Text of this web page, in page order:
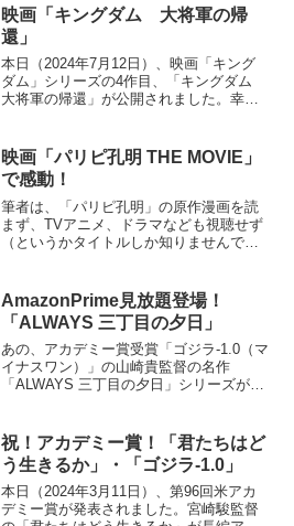
「ゴジラ生誕70周年記念の年」であり、
ハリウッド版の「...
映画「キングダム 大将軍の帰
還」
本日（2024年7月12日）、映画「キング
ダム」シリーズの4作目、「キングダム
大将軍の帰還」が公開されました。幸運
思います。実は、筆者は、原泰久先生の
原作漫画のファン...
映画「パリピ孔明 THE MOVIE」
で感動！
筆者は、「パリピ孔明」の原作漫画を読
まず、TVアニメ、ドラマなども視聴せず
（というかタイトルしか知りませんでし
す。どんなお話三国時代の天才軍師・諸
葛孔明がなぜか現代の渋谷...
AmazonPrime見放題登場！
「ALWAYS 三丁目の夕日」
あの、アカデミー賞受賞「ゴジラ-1.0（マ
イナスワン）」の山崎貴監督の名作
「ALWAYS 三丁目の夕日」シリーズが、
なく、いつも感動の嵐です。（笑）どん
なお話...
祝！アカデミー賞！「君たちはど
う生きるか」・「ゴジラ-1.0」
本日（2024年3月11日）、第96回米アカ
デミー賞が発表されました。宮崎駿監督